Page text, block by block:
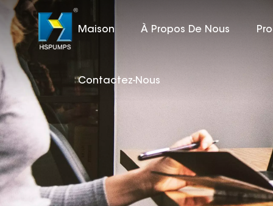
Maison À Propos De Nous
Contactez-Nous